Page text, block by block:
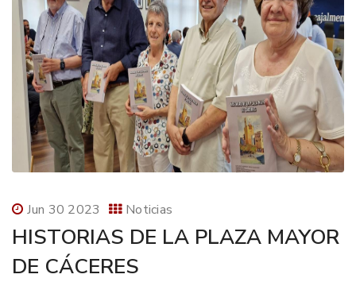
Jun 30 2023 Noticias
HISTORIAS DE LA PLAZA MAYOR
DE CÁCERES